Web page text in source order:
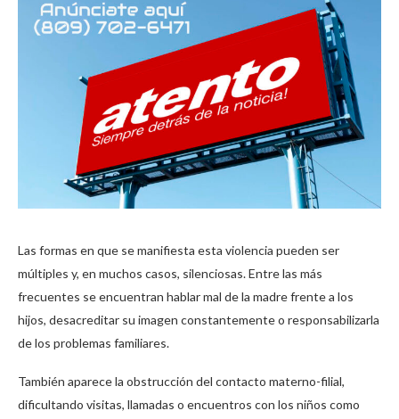
Las formas en que se manifiesta esta violencia pueden ser
múltiples y, en muchos casos, silenciosas. Entre las más
frecuentes se encuentran hablar mal de la madre frente a los
hijos, desacreditar su imagen constantemente o responsabilizarla
de los problemas familiares.
También aparece la obstrucción del contacto materno-filial,
dificultando visitas, llamadas o encuentros con los niños como